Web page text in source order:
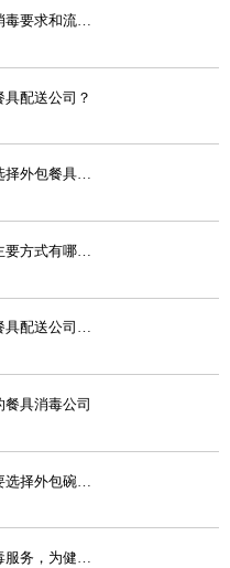
具配送公司？
【贵阳餐具清洁消毒】为什么很多酒店选择外包餐具清洁配...
【贵阳餐具清洁配送公司】餐饮店选择餐具配送公司的好处
餐具消毒公司
【贵州餐具清洁消毒】专业餐具清洁消毒服务，为健康筑牢...